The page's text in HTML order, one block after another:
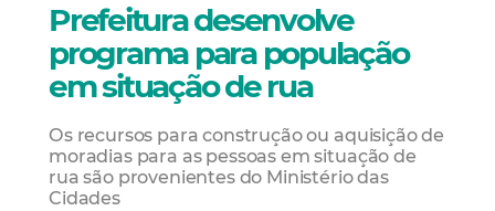
Prefeitura desenvolve
programa para população
em situação de rua
Os recursos para construção ou aquisição de
moradias para as pessoas em situação de
rua são provenientes do Ministério das
Cidades